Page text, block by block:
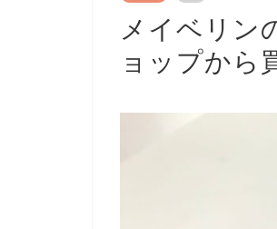
メイベリン
ョップから